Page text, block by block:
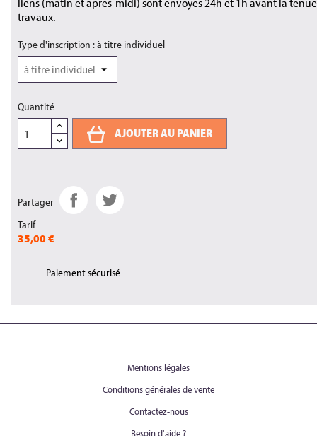
travaux.
Type d'inscription : à titre individuel
Quantité
AJOUTER AU PANIER
Partager
Tarif
35,00 €
Paiement sécurisé
Mentions légales
Conditions générales de vente
Contactez-nous
Besoin d'aide ?